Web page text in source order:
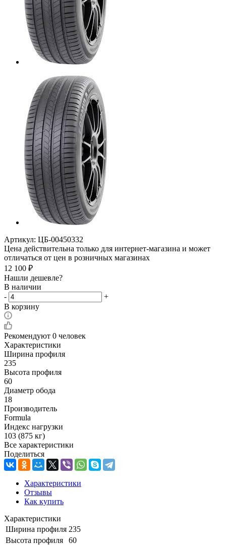
Артикул: ЦБ-00450332
Цена действительна только для интернет-магазина и может
отличаться от цен в розничных магазинах
12 100 ₽
Нашли дешевле?
В наличии
-
+
В корзину
Рекомендуют 0 человек
Характеристики
Ширина профиля
235
Высота профиля
60
Диаметр обода
18
Производитель
Formula
Индекс нагрузки
103 (875 кг)
Все характеристики
Поделиться
Характеристики
Отзывы
Как купить
Характеристики
Ширина профиля 235
Высота профиля
60